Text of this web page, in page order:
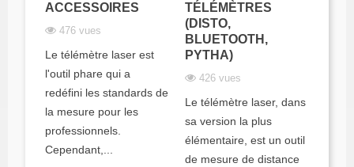
ACCESSOIRES
476 vues
Le télémètre laser est
l'outil phare qui a
redéfini les standards de
la mesure pour les
professionnels.
Cependant,...
TÉLÉMÈTRES
(DISTO,
BLUETOOTH,
PYTHA)
426 vues
Le télémètre laser, dans
sa version la plus
élémentaire, est un outil
de mesure de distance